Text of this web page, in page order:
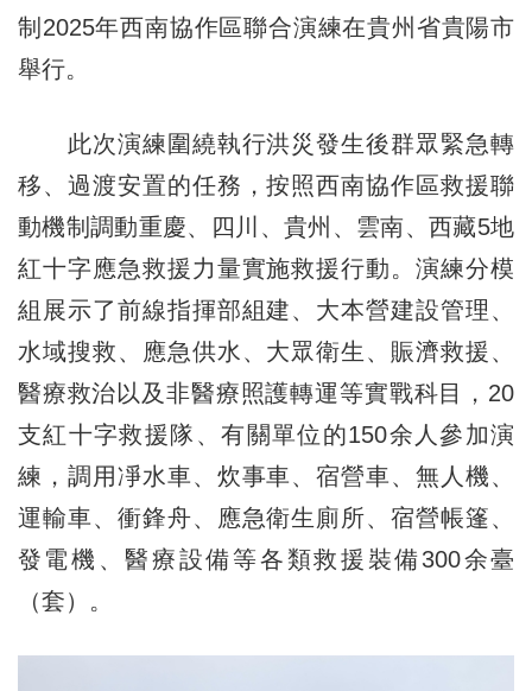
制2025年西南協作區聯合演練在貴州省貴陽市
舉行。
此次演練圍繞執行洪災發生後群眾緊急轉
移、過渡安置的任務，按照西南協作區救援聯
動機制調動重慶、四川、貴州、雲南、西藏5地
紅十字應急救援力量實施救援行動。演練分模
組展示了前線指揮部組建、大本營建設管理、
水域搜救、應急供水、大眾衛生、賑濟救援、
醫療救治以及非醫療照護轉運等實戰科目，20
支紅十字救援隊、有關單位的150余人參加演
練，調用凈水車、炊事車、宿營車、無人機、
運輸車、衝鋒舟、應急衛生廁所、宿營帳篷、
發電機、醫療設備等各類救援裝備300余臺
（套）。